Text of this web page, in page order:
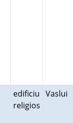
edificiu
religios
Vaslui